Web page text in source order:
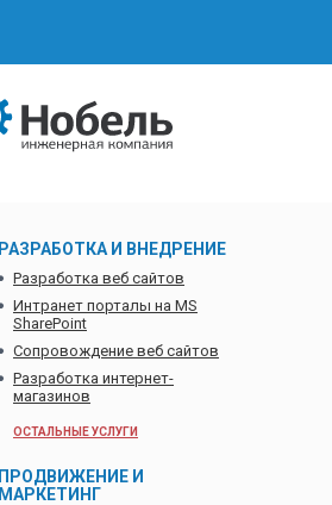
РАЗРАБОТКА И ВНЕДРЕНИЕ
Разработка веб сайтов
Интранет порталы на MS
SharePoint
Сопровождение веб сайтов
Разработка интернет-
магазинов
ОСТАЛЬНЫЕ УСЛУГИ
ПРОДВИЖЕНИЕ И
МАРКЕТИНГ